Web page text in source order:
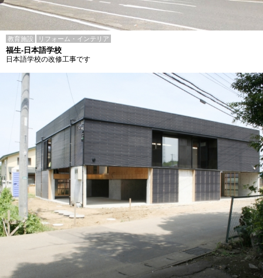
教育施設 リフォーム・インテリア
福生-日本語学校
日本語学校の改修工事です